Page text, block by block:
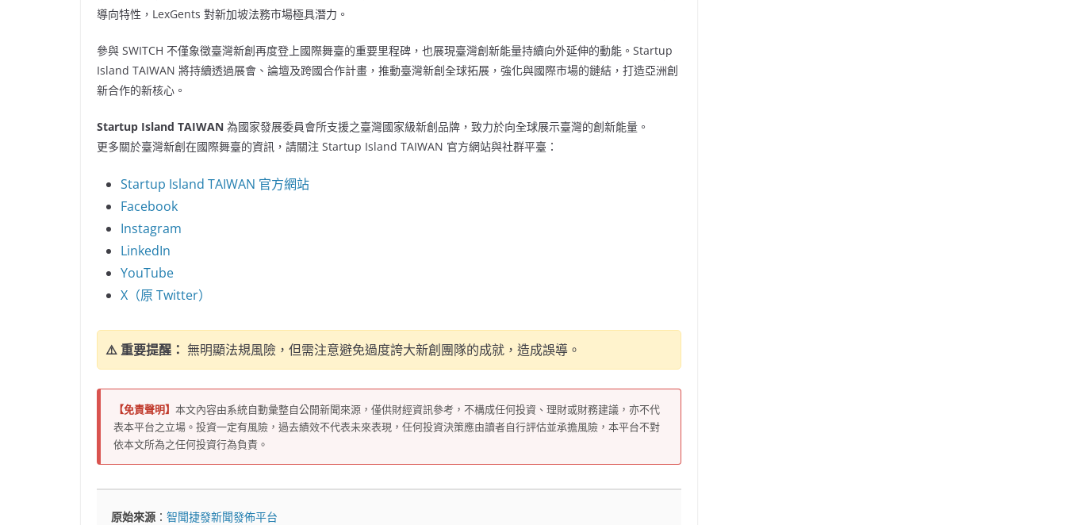
導向特性，LexGents 對新加坡法務市場極具潛力。
參與 SWITCH 不僅象徵臺灣新創再度登上國際舞臺的重要里程碑，也展現臺灣創新能量持續向外延伸的動能。Startup
Island TAIWAN 將持續透過展會、論壇及跨國合作計畫，推動臺灣新創全球拓展，強化與國際市場的鏈結，打造亞洲創
新合作的新核心。
Startup Island TAIWAN 為國家發展委員會所支援之臺灣國家級新創品牌，致力於向全球展示臺灣的創新能量。
更多關於臺灣新創在國際舞臺的資訊，請關注 Startup Island TAIWAN 官方網站與社群平臺：
Startup Island TAIWAN 官方網站
Facebook
Instagram
LinkedIn
YouTube
X（原 Twitter）
⚠️ 重要提醒： 無明顯法規風險，但需注意避免過度誇大新創團隊的成就，造成誤導。
【免責聲明】 本文內容由系統自動彙整自公開新聞來源，僅供財經資訊參考，不構成任何投資、理財或財務建議，亦不代
表本平台之立場。投資一定有風險，過去績效不代表未來表現，任何投資決策應由讀者自行評估並承擔風險，本平台不對
依本文所為之任何投資行為負責。
原始來源 ：智聞捷發新聞發佈平台